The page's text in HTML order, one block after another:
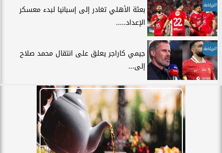
الرياضة
بعثة الأهلي تغادر إلى إسبانيا لبدء معسكر
الإعداد.....
الرياضة
جيمي كاراجر يعلق على انتقال محمد صلاح
إلى...